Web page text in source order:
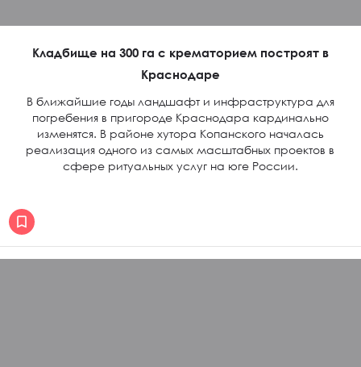
Кладбище на 300 га с крематорием построят в
Краснодаре
В ближайшие годы ландшафт и инфраструктура для
погребения в пригороде Краснодара кардинально
изменятся. В районе хутора Копанского началась
реализация одного из самых масштабных проектов в
сфере ритуальных услуг на юге России.